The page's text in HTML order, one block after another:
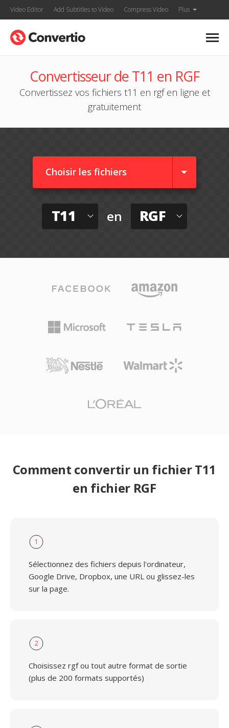
Video Editor Add Subtitles to Video Compress Video Plus
Convertisseur de T11 en RGF
Convertissez vos fichiers t11 en rgf en ligne et
gratuitement
Choisir les fichiers
T11 en RGF
Comment convertir un fichier T11
en fichier RGF
1
Sélectionnez des fichiers depuis l'ordinateur,
Google Drive, Dropbox, une URL ou glissez-les
sur la page.
2
Choisissez rgf ou tout autre format de sortie
(plus de 200 formats supportés)